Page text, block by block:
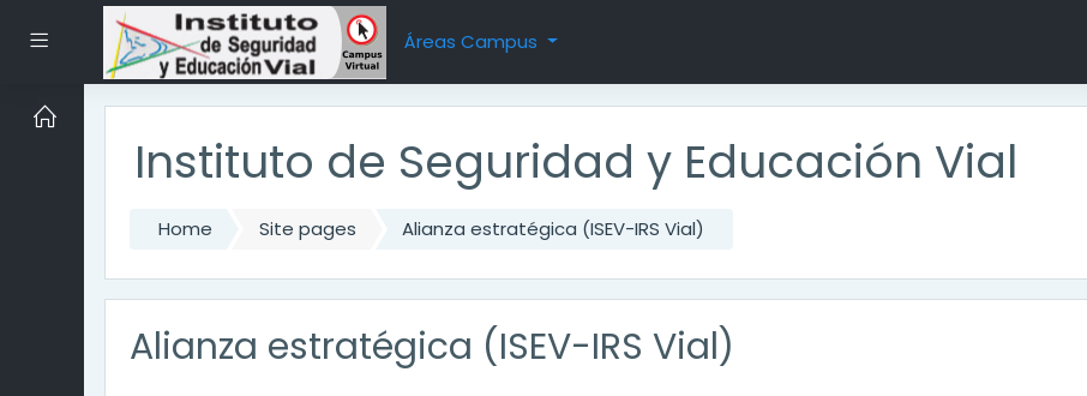
Side panel Áreas Campus
Skip to main content
Instituto de Seguridad y Educación Vial
Home Site pages Alianza estratégica (ISEV-IRS Vial)
Alianza estratégica (ISEV-IRS Vial)